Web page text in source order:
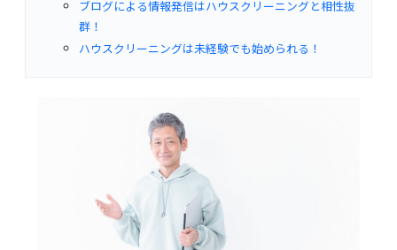
ブログによる情報発信はハウスクリーニングと相性抜
群！
ハウスクリーニングは未経験でも始められる！